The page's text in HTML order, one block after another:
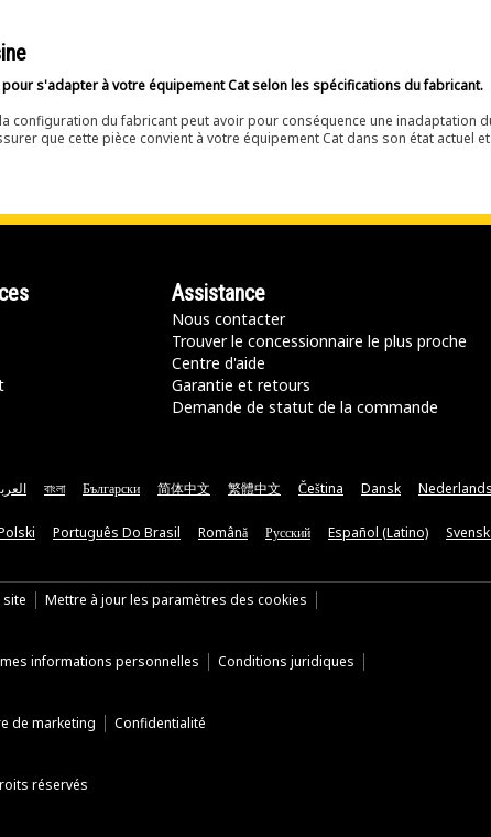
pour s'adapter à votre équipement Cat selon les spécifications du fabricant.
configuration du fabricant peut avoir pour conséquence une inadaptation
que cette pièce convient à votre équipement Cat dans son état
Assistance
Nous contacter
Trouver le concessionnaire le plus proche
Centre d'aide
Garantie et retours
Demande de statut de la commande
বাংলা Български 简体中文 繁體中文 Čeština Dansk Nederlands
Português Do Brasil Română Русский Español (Latino)
site Mettre à jour les paramètres des cookies
informations personnelles Conditions juridiques
de marketing Confidentialité
réservés